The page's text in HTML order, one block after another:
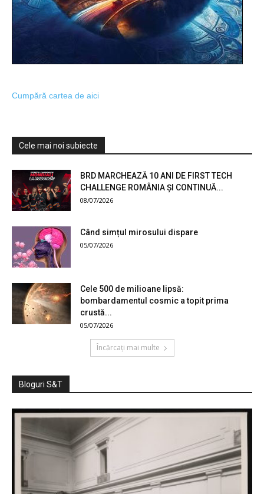
Cumpără cartea de aici
Cele mai noi subiecte
BRD MARCHEAZĂ 10 ANI DE FIRST TECH
CHALLENGE ROMÂNIA ȘI CONTINUĂ...
08/07/2026
Când simțul mirosului dispare
05/07/2026
Cele 500 de milioane lipsă:
bombardamentul cosmic a topit prima
crustă...
05/07/2026
Încărcați mai multe
Bloguri S&T